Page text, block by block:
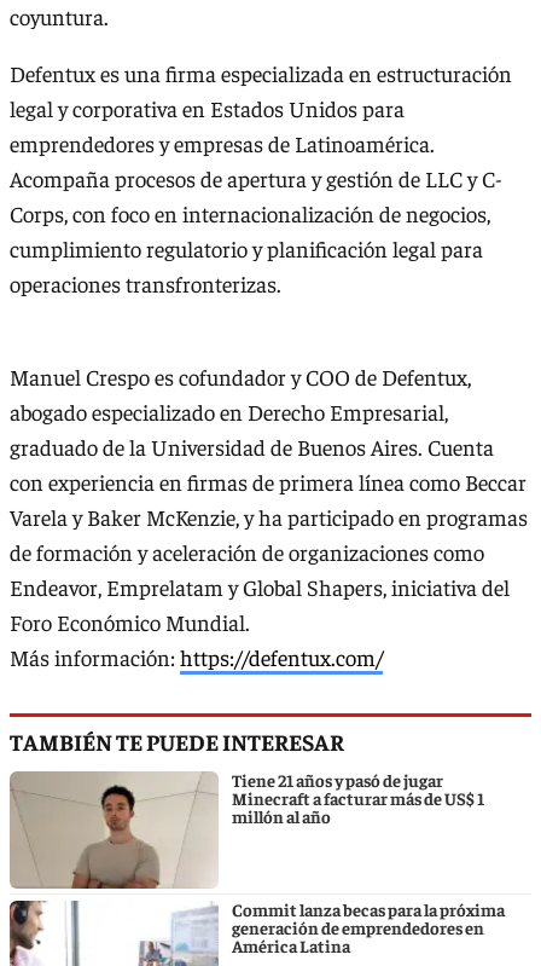
coyuntura.
Defentux es una firma especializada en estructuración
legal y corporativa en Estados Unidos para
emprendedores y empresas de Latinoamérica.
Acompaña procesos de apertura y gestión de LLC y C-
Corps, con foco en internacionalización de negocios,
cumplimiento regulatorio y planificación legal para
operaciones transfronterizas.
Manuel Crespo es cofundador y COO de Defentux,
abogado especializado en Derecho Empresarial,
graduado de la Universidad de Buenos Aires. Cuenta
con experiencia en firmas de primera línea como Beccar
Varela y Baker McKenzie, y ha participado en programas
de formación y aceleración de organizaciones como
Endeavor, Emprelatam y Global Shapers, iniciativa del
Foro Económico Mundial.
Más información:https://defentux.com/
TAMBIÉN TE PUEDE INTERESAR
Tiene 21 años y pasó de jugar
Minecraft a facturar más de US$ 1
millón al año
Commit lanza becas para la próxima
generación de emprendedores en
América Latina